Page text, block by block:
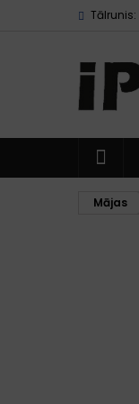
Tālrunis:
Mājas